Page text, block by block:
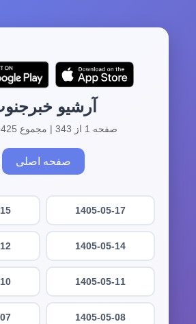
آرشیو
صفحه 1 از 343 | مجموع 3425 آرشیو
صفحه اصلی
1405-05-17
1405-05-14
1405-05-11
1405-05-08